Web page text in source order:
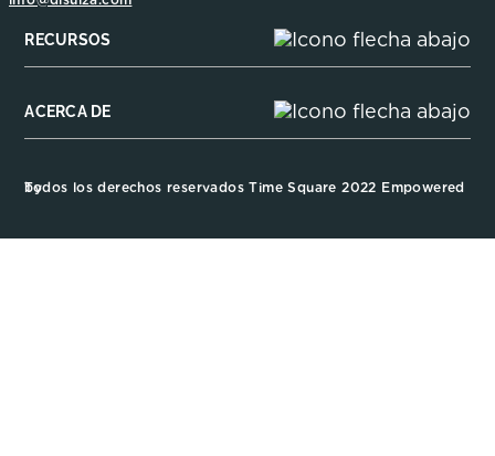
RECURSOS
ACERCA DE
Todos los derechos reservados Time Square 2022 Empowered by